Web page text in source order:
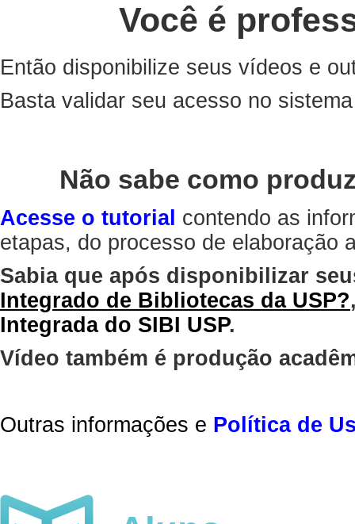
Você é
Então disponibilize seus vídeos e
Basta validar seu acesso no
Não sabe como
Acesse o tutorial contendo as
etapas, do processo de elaboração
Sabia que após disponibilizar
Integrado de Bibliotecas da USP?
Integrada do SIBI USP.
Vídeo também é produção
Outras informações e Política de